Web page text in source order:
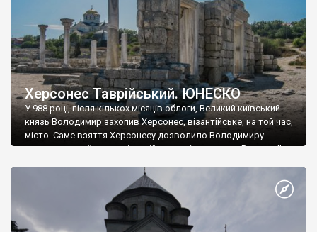
Херсонес Таврійський. ЮНЕСКО
У 988 році, після кількох місяців облоги, Великий київський
князь Володимир захопив Херсонес, візантійське, на той час,
місто. Саме взяття Херсонесу дозволило Володимиру
диктувати свої умови візантійському імператору Василю ІІ, та
Херсонесі Володимир-язичник, став Василем-християнином.
А потім було Хрещення Русі. На честь Херсонесу Таврійського